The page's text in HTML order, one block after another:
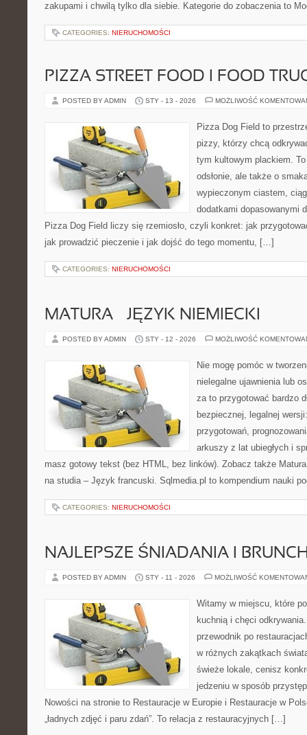
zakupami i chwilą tylko dla siebie. Kategorie do zobaczenia to
CATEGORIES: NIERUCHOMOŚCI
PIZZA STREET FOOD I FOOD
POSTED BY ADMIN STY - 13 - 2026 MOŻLIWOŚĆ
Pizza Dog Field to
pizzy, którzy chcą
tym kultowym plackiem.
odsłonie, ale także o
wypieczonym ciastem,
dodatkami dopasowanymi
Pizza Dog Field liczy się rzemiosło, czyli konkret: jak
jak prowadzić pieczenie i jak dojść do tego momentu, […]
CATEGORIES: NIERUCHOMOŚCI
MATURA – JĘZYK NIEMIECKI
POSTED BY ADMIN STY - 12 - 2026 MOŻLIWOŚĆ
Nie mogę pomóc w
nielegalne ujawnienia lub
za to przygotować bardzo
bezpiecznej, legalnej
przygotowań,
arkuszy z lat ubiegłych i
masz gotowy tekst (bez HTML, bez linków). Zobacz także
na studia – Język francuski. Sqlmedia.pl to kompendium nauki
CATEGORIES: NIERUCHOMOŚCI
NAJLEPSZE ŚNIADANIA I
POSTED BY ADMIN STY - 11 - 2026 MOŻLIWOŚĆ
Witamy w miejscu, które
kuchnią i chęci
przewodnik po
w różnych zakątkach
świeże lokale, cenisz
jedzeniu w sposób
Nowości na stronie to Restauracje w Europie i Restauracje w
„ładnych zdjęć i paru zdań”. To relacja z restauracyjnych […]